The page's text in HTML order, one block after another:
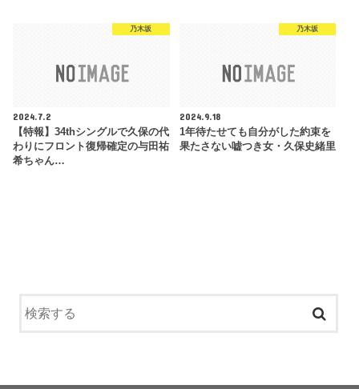
乃木坂
2024.7.2
【特報】34thシングルで久保の代
わりにフロント復帰確定の与田祐
希ちゃん…
乃木坂
2024.9.18
1年待たせても自分がした約束を
果たさない嘘つき女・久保史緒里